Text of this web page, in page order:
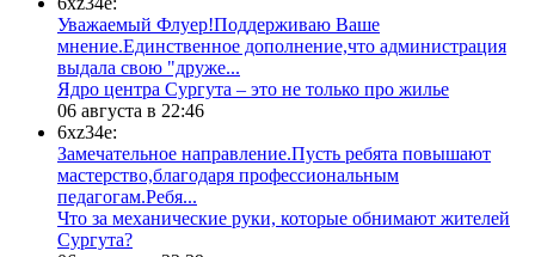
Уважаемый Флуер!Поддерживаю Ваше
мнение.Единственное дополнение,что администрация
выдала свою "друже...
​Ядро центра Сургута ‒ это не только про жилье
06 августа в 22:46
6xz34e:
Замечательное направление.Пусть ребята повышают
мастерство,благодаря профессиональным
педагогам.Ребя...
​Что за механические руки, которые обнимают жителей
Сургута?